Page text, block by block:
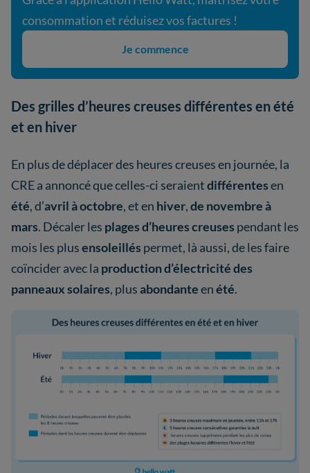
consommation et réduisez vos factures !
Je commence
Des grilles d’heures creuses différentes en été
et en hiver
En plus de déplacer des heures creuses en journée, la
CRE a annoncé que celles-ci seraientdifférentesen
été, d’avril à octobre, et en hiver,de novembre à
mars. Décaler les plages d’heures creuses pendant les
mois les plusensoleillés permet, là aussi, de les faire
coïncider avec la production d’électricité des
panneaux solaires, plusabondanteenété.